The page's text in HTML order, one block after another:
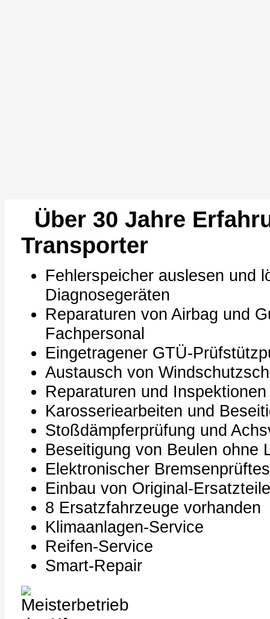
Über 30 Jahre
Transporter
Fehlerspeicher auslesen und
Diagnosegeräten
Reparaturen von Airbag und
Fachpersonal
Eingetragener GTÜ-
Austausch von
Reparaturen und
Karosseriearbeiten und
Stoßdämpferprüfung und
Beseitigung von Beulen ohne
Elektronischer
Einbau von Original-
8 Ersatzfahrzeuge vorhanden
Klimaanlagen-Service
Reifen-Service
Smart-Repair